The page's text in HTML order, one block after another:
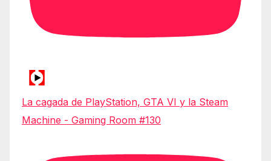
La cagada de PlayStation, GTA VI y la Steam
Machine - Gaming Room #130